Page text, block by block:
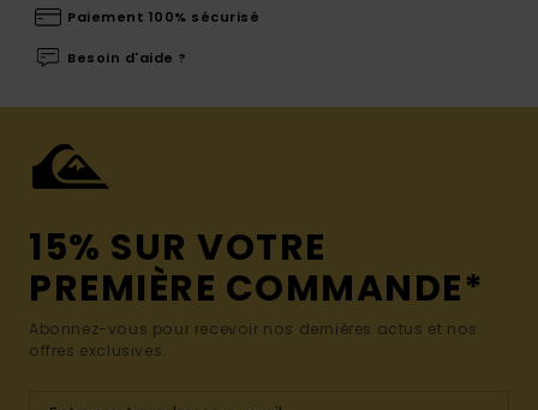
Paiement 100% sécurisé
Besoin d'aide ?
15% SUR VOTRE
PREMIÈRE COMMANDE*
Abonnez-vous pour recevoir nos dernières actus et nos
offres exclusives.